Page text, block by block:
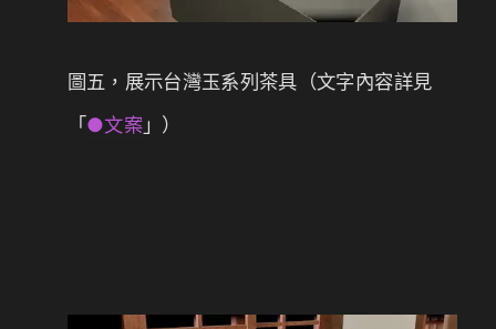
圖五，展示台灣玉系列茶具（文字內容詳見
「●文案」）